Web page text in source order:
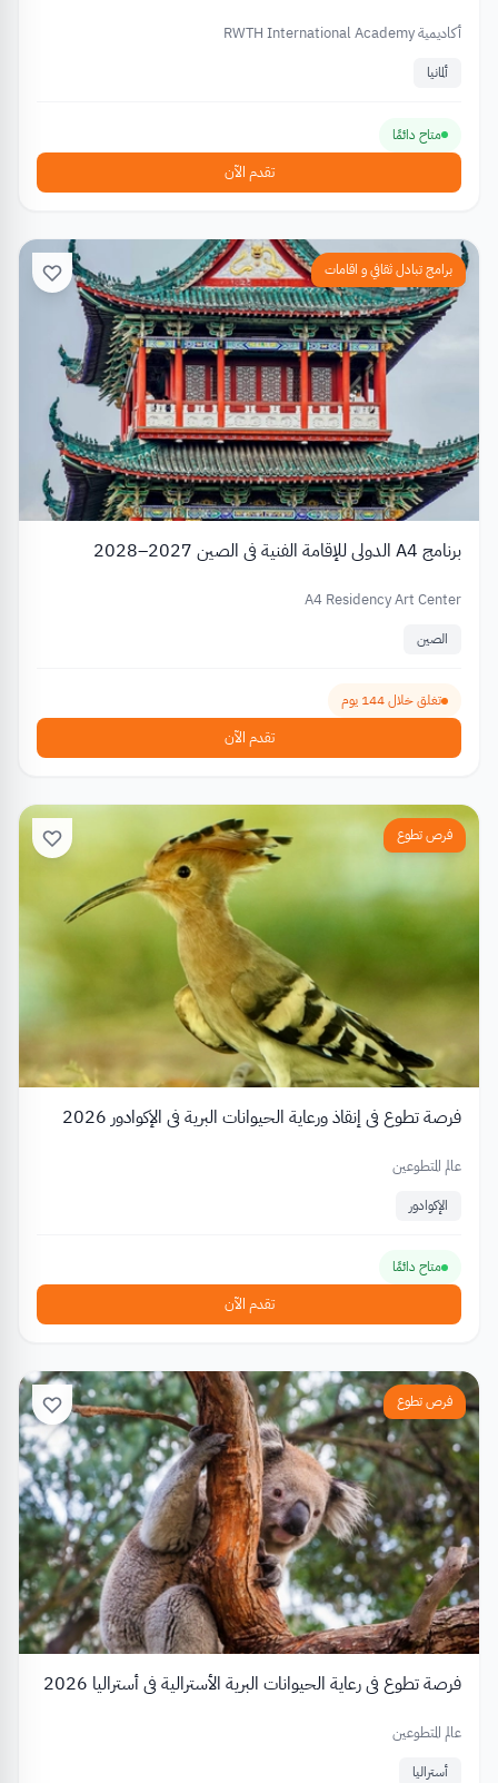
أكاديمية RWTH International Academy
ألمانيا
متاح دائمًا
تقدم الآن
برامج تبادل ثقافي و اقامات
برنامج A4 الدولي للإقامة الفنية في الصين 2027–2028
A4 Residency Art Center
الصين
تغلق خلال 144 يوم
تقدم الآن
فرص تطوع
فرصة تطوع في إنقاذ ورعاية الحيوانات البرية في الإكوادور 2026
عالم المتطوعين
الإكوادور
متاح دائمًا
تقدم الآن
فرص تطوع
فرصة تطوع في رعاية الحيوانات البرية الأسترالية في أستراليا 2026
عالم المتطوعين
أستراليا